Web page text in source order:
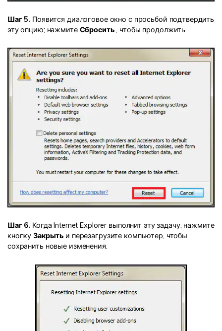
Шаг 5. Появится диалоговое окно с просьбой подтвердить
эту опцию; нажмите Сбросить , чтобы продолжить.
Шаг 6. Когда Internet Explorer выполнит эту задачу, нажмите
кнопку Закрыть и перезагрузите компьютер, чтобы
сохранить новые изменения.